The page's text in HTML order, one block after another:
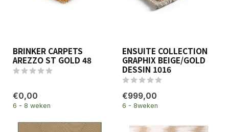
BRINKER CARPETS
AREZZO ST GOLD 48
€0,00
6 - 8 weken
ENSUITE COLLECTION
GRAPHIX BEIGE/GOLD
DESSIN 1016
€999,00
6 - 8weken